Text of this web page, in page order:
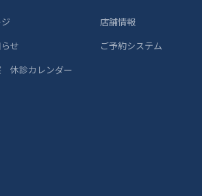
せ
休診カレンダー
店舗情報
ご予約システム